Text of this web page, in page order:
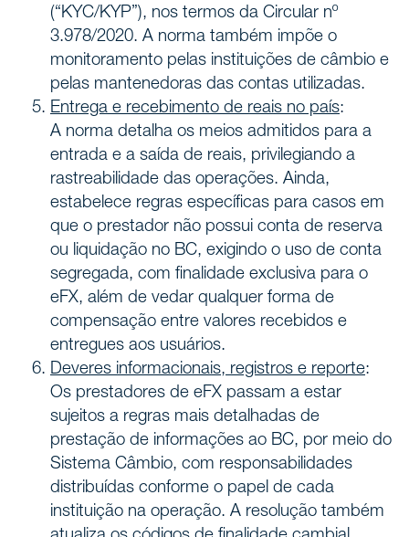
(“KYC/KYP”), nos termos da Circular nº
3.978/2020. A norma também impõe o
monitoramento pelas instituições de câmbio e
pelas mantenedoras das contas utilizadas.
Entrega e recebimento de reais no país:
A norma detalha os meios admitidos para a
entrada e a saída de reais, privilegiando a
rastreabilidade das operações. Ainda,
estabelece regras específicas para casos em
que o prestador não possui conta de reserva
ou liquidação no BC, exigindo o uso de conta
segregada, com finalidade exclusiva para o
eFX, além de vedar qualquer forma de
compensação entre valores recebidos e
entregues aos usuários.
Deveres informacionais, registros e reporte:
Os prestadores de eFX passam a estar
sujeitos a regras mais detalhadas de
prestação de informações ao BC, por meio do
Sistema Câmbio, com responsabilidades
distribuídas conforme o papel de cada
instituição na operação. A resolução também